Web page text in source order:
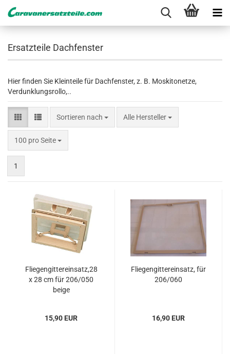
Ersatzteile Dachfenster
Hier finden Sie Kleinteile für Dachfenster, z. B. Moskitonetze,
Verdunklungsrollo,..
Sortieren nach
Sortieren nach Alle Hersteller
100 pro Seite
pro Seite
1
Flie­gen­git­ter­ein­satz,28
x 28 cm für 206/050
beige
15,90 EUR
Flie­gen­git­ter­ein­satz, für
206/060
16,90 EUR